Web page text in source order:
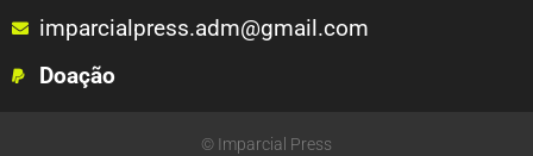
imparcialpress.adm@gmail.com
Doação
© Imparcial Press